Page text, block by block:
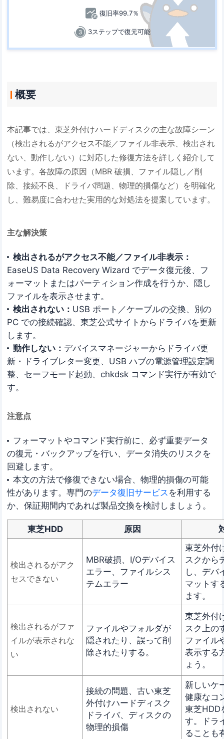
復旧率99.7％
3ステップで復元可能
概要
本記事では、東芝外付けハードディスクの主な故障シーン
（検出されるがアクセス不能／ファイル非表示、検出され
ない、動作しない）に対応した修復方法を詳しく紹介して
います。各故障の原因（MBR 破損、ファイル隠し／削
除、接続不良、ドライバ問題、物理的損傷など）を明確化
し、難易度に合わせた実用的な対処法を提案しています。
主な解決策
検出されるがアクセス不能／ファイル非表示：
EaseUS Data Recovery Wizard でデータ復元後、フ
ォーマットまたはパーティション作成を行うか、隠し
ファイルを表示させます。
検出されない： USB ポート／ケーブルの交換、別の
PC での接続確認、東芝公式サイトからドライバを更新
します。
動作しない： デバイスマネージャーからドライバ更
新・ドライブレター変更、USB ハブの電源管理設定調
整、セーフモード起動、chkdsk コマンド実行が有効で
す。
注意点
フォーマットやコマンド実行前に、必ず重要データ
の復元・バックアップを行い、データ消失のリスクを
回避します。
本文の方法で修復できない場合、物理的損傷の可能
性があります。専門のデータ復旧サービス を利用する
か、保証期間内であれば製品交換を検討しましょう。
東芝HDD 原因
検出されるがアク
セスできない
MBR破損、I/Oデバイス
エラー、ファイルシス
テムエラー
東芝外付
スクから
し、デバ
マットす
ます。
検出されるがファ
イルが表示されな
い
ファイルやフォルダが
隠されたり、誤って削
除されたりする。
東芝外付
スク上の
ファイル
表示する
ょう。
検出されない
接続の問題、古い東芝
外付けハードディスク
ドライバ、ディスクの
物理的損傷
新しいケ
健康なコ
東芝HDD
す。ドラ
ることも